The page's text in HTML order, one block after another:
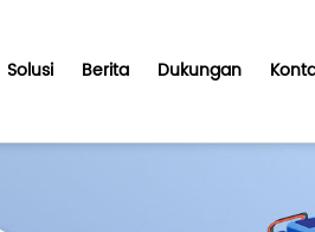
Solusi Berita Dukungan